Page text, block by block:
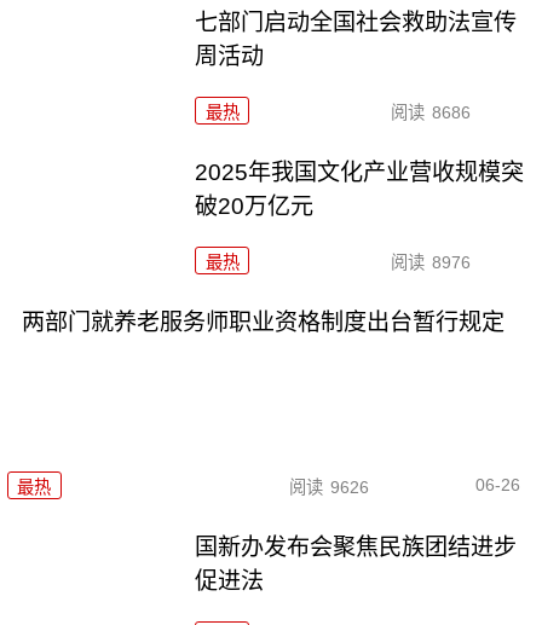
七部门启动全国社会救助法宣传
周活动
最热 阅读 8686
2025年我国文化产业营收规模突
破20万亿元
最热 阅读 8976
两部门就养老服务师职业资格制度出台暂行规定
最热 阅读 9626 06-26
国新办发布会聚焦民族团结进步
促进法